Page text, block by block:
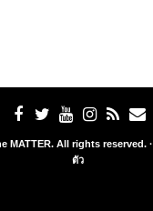
MATTER. All rights reserved. ·
ตัว